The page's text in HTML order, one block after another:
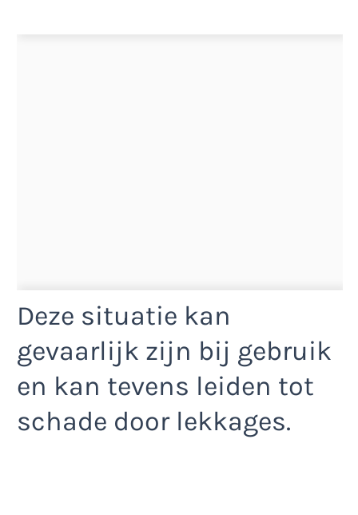
Deze situatie kan
gevaarlijk zijn bij gebruik
en kan tevens leiden tot
schade door lekkages.